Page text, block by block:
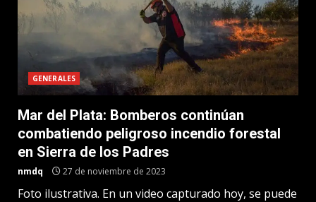
GENERALES
Mar del Plata: Bomberos continúan
combatiendo peligroso incendio forestal
en Sierra de los Padres
nmdq 27 de noviembre de 2023
Foto ilustrativa. En un video capturado hoy, se puede